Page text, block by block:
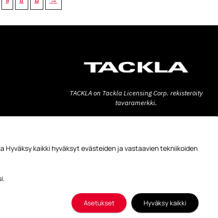
TACKLA on Tackla Licensing Corp. rekisteröity
tavaramerkki.
FINLAND
© Tackla 2026
kaikki hyväksyt evästeiden ja vastaavien tekniikoiden
Asetukset Hyväksy kaikki